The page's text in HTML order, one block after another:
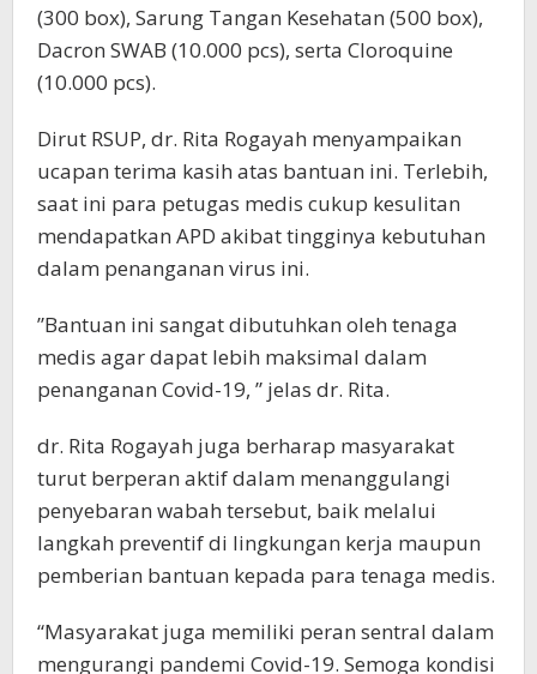
(300 box), Sarung Tangan Kesehatan (500 box),
Dacron SWAB (10.000 pcs), serta Cloroquine
(10.000 pcs).
Dirut RSUP, dr. Rita Rogayah menyampaikan
ucapan terima kasih atas bantuan ini. Terlebih,
saat ini para petugas medis cukup kesulitan
mendapatkan APD akibat tingginya kebutuhan
dalam penanganan virus ini.
”Bantuan ini sangat dibutuhkan oleh tenaga
medis agar dapat lebih maksimal dalam
penanganan Covid-19, ” jelas dr. Rita.
dr. Rita Rogayah juga berharap masyarakat
turut berperan aktif dalam menanggulangi
penyebaran wabah tersebut, baik melalui
langkah preventif di lingkungan kerja maupun
pemberian bantuan kepada para tenaga medis.
“Masyarakat juga memiliki peran sentral dalam
mengurangi pandemi Covid-19. Semoga kondisi